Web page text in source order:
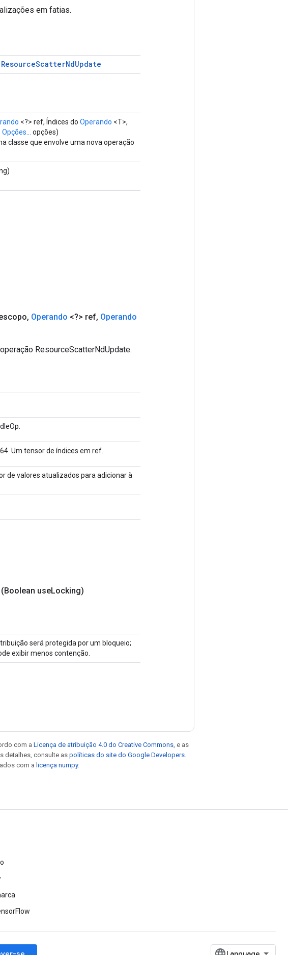
em fatias.
ResourceScatterNdUpdate
<?> ref, Índices do Operando <T>,
Opções...
opções)
classe que envolve uma nova operação
, Operando <?> ref, Operando
ResourceScatterNdUpdate.
Um tensor de índices em ref.
de valores atualizados para adicionar à
(Boolean useLocking)
será protegida por um bloqueio;
exibir menos contenção.
com a Licença de atribuição 4.0 do Creative Commons , e as
detalhes, consulte aspolíticas do site do Google Developers
com a licença numpy.